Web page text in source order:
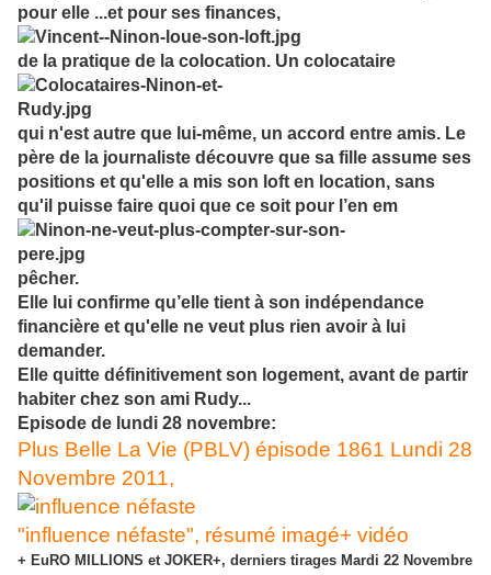
pour elle ...et pour ses finances,
de la pratique de la colocation. Un colocataire
qui n'est autre que lui-même, un accord entre amis. Le
père de la journaliste découvre que sa fille assume ses
positions et qu'elle a mis son loft en location, sans
qu'il puisse faire quoi que ce soit pour l’en em
pêcher.
Elle lui confirme qu’elle tient à son indépendance
financière et qu'elle ne veut plus rien avoir à lui
demander.
Elle quitte définitivement son logement, avant de partir
habiter chez son ami Rudy...
Episode de lundi 28 novembre:
Plus Belle La Vie (PBLV) épisode 1861 Lundi 28
Novembre 2011,
"influence néfaste", résumé imagé+ vidéo
+ EuRO MILLIONS et JOKER+, derniers tirages Mardi 22 Novembre